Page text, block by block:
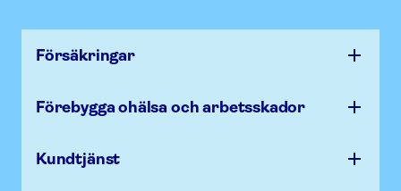
Försäk­ringar
Förebygga ohälsa och arbets­skador
Kundtjänst